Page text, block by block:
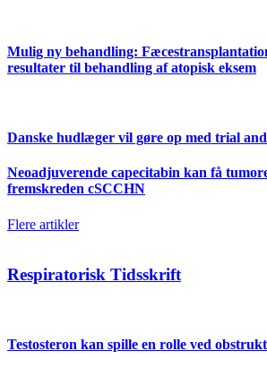
Mulig ny behandling:
resultater til behandling af atopisk eksem
Danske hudlæger vil gøre op med trial
Neoadjuverende capecitabin kan få
fremskreden cSCCHN
Flere artikler
Respiratorisk Tidsskrift
Testosteron kan spille en rolle ved